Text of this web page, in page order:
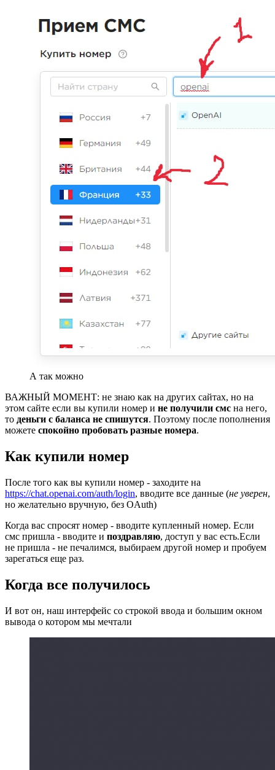
А так можно
ВАЖНЫЙ МОМЕНТ: не знаю как на других сайтах, но на
этом сайте если вы купили номер и не получили смс на него,
то деньги с баланса не спишутся. Поэтому после пополнения
можете спокойно пробовать разные номера.
Как купили номер
После того как вы купили номер - заходите на
https://chat.openai.com/auth/login, вводите все данные (не уверен,
но желательно вручную, без OAuth)
Когда вас спросят номер - вводите купленный номер. Если
смс пришла - вводите и поздравляю, доступ у вас есть.Если
не пришла - не печалимся, выбираем другой номер и пробуем
зарегаться еще раз.
Когда все получилось
И вот он, наш интерфейс со строкой ввода и большим окном
вывода о котором мы мечтали